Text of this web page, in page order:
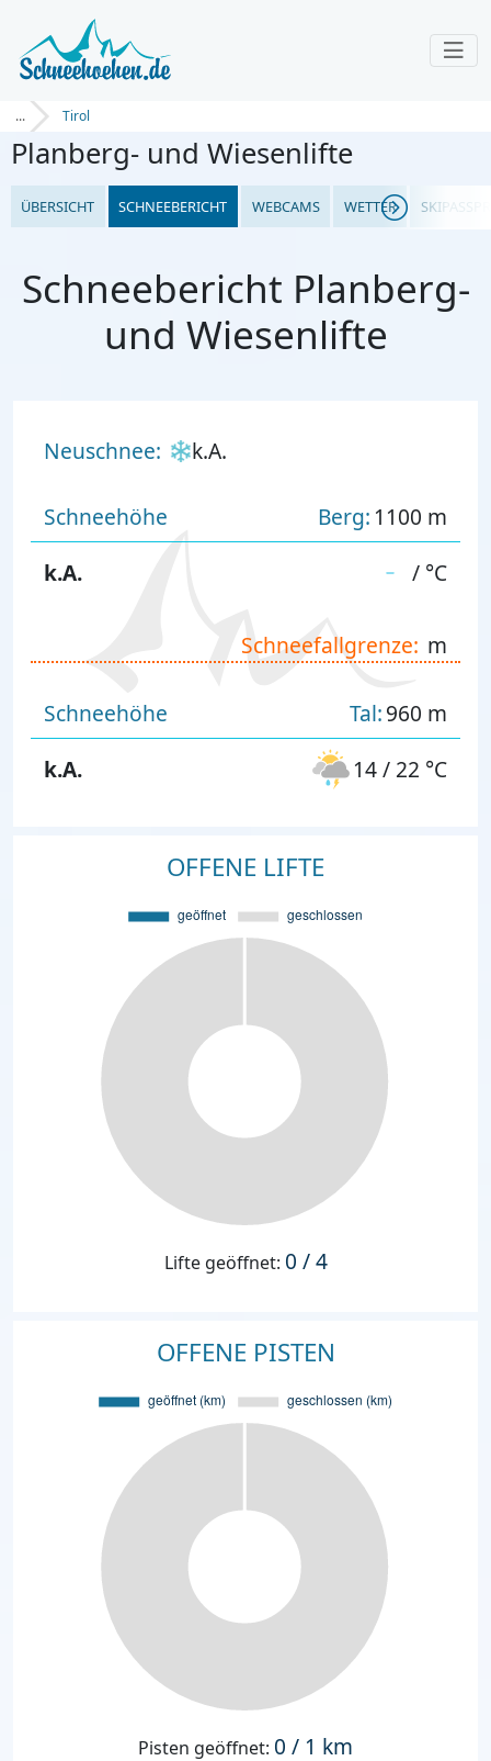
... Tirol
Planberg- und Wiesenlifte
ÜBERSICHT SCHNEEBERICHT WEBCAMS WETTER
Schneebericht Planberg-
und Wiesenlifte
Neuschnee: k.A.
Schneehöhe Berg: 1100 m
k.A.
/ °C
Schneefallgrenze: m
Schneehöhe Tal:960 m
k.A.
14 / 22 °C
OFFENE LIFTE
Lifte geöffnet: 0 / 4
OFFENE PISTEN
Pisten geöffnet: 0 / 1 km